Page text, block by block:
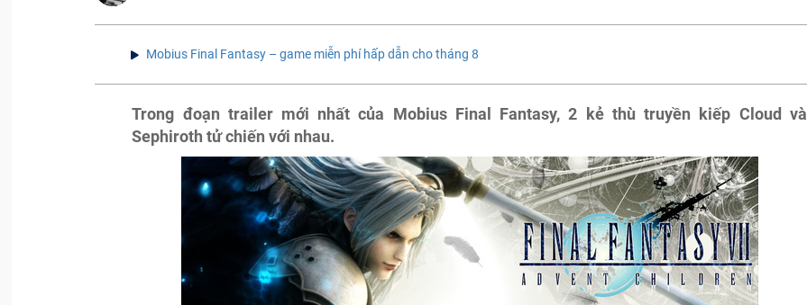
Mobius Final Fantasy – game miễn phí hấp dẫn cho tháng 8
Trong đoạn trailer mới nhất của Mobius Final Fantasy, 2 kẻ thù truyền kiếp Cloud và
Sephiroth tử chiến với nhau.